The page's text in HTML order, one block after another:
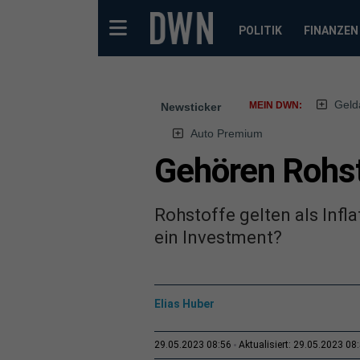
POLITIK FINANZEN
Newsticker MEIN DWN:
Auto Premium
Gehören
Rohstoffe gelten als
ein Investment?
Elias Huber
29.05.2023 08:56 Aktualisiert: 29.05.2023